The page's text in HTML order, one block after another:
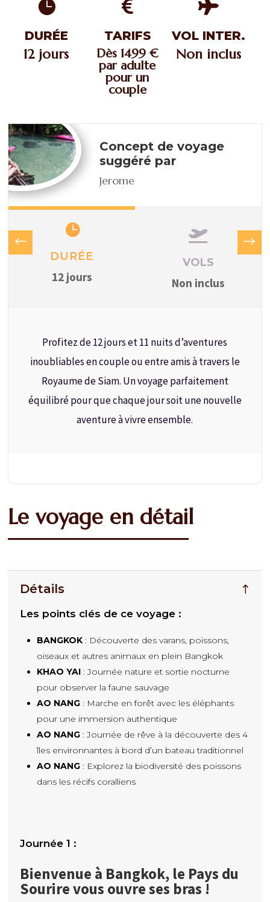

DURÉE
12 jours

TARIFS
Dès 1499 €
par adulte
pour un
couple

VOL INTER.
Non inclus
Concept de voyage
suggéré par
Jerome

DURÉE
12 jours

VOLS
Non inclus
Profitez de 12 jours et 11 nuits d’aventures
inoubliables en couple ou entre amis à travers le
Royaume de Siam. Un voyage parfaitement
équilibré pour que chaque jour soit une nouvelle
aventure à vivre ensemble.
Le voyage en détail
Détails
Les points clés de ce voyage :
BANGKOK : Découverte des varans, poissons,
oiseaux et autres animaux en plein Bangkok
KHAO YAI : Journée nature et sortie nocturne
pour observer la faune sauvage
AO NANG : Marche en forêt avec les éléphants
pour une immersion authentique
AO NANG : Journée de rêve à la découverte des 4
îles environnantes à bord d’un bateau traditionnel
AO NANG : Explorez la biodiversité des poissons
dans les récifs coralliens
Bienvenue à Bangkok, le Pays du
Sourire vous ouvre ses bras !